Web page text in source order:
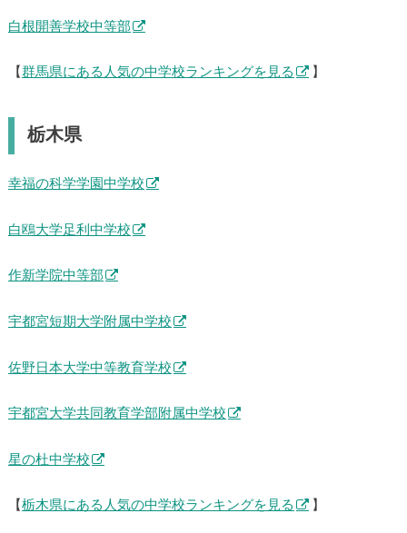
白根開善学校中等部
【 群馬県にある人気の中学校ランキングを見る 】
栃木県
幸福の科学学園中学校
白鴎大学足利中学校
作新学院中等部
宇都宮短期大学附属中学校
佐野日本大学中等教育学校
宇都宮大学共同教育学部附属中学校
星の杜中学校
【 栃木県にある人気の中学校ランキングを見る 】